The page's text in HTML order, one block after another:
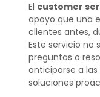
El customer
apoyo que una
clientes antes,
Este servicio no
preguntas o
anticiparse a
soluciones